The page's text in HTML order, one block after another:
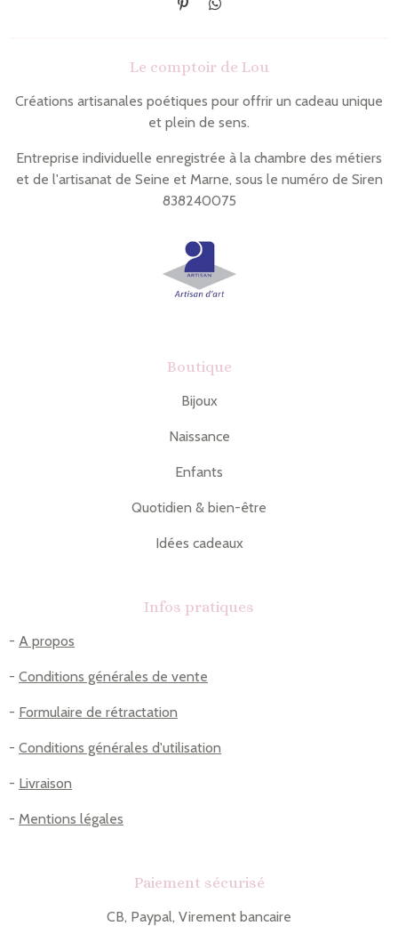
É
g
l
r
P
a
r
Le comptoir de Lou
Créations artisanales poétiques pour offrir un cadeau unique
et plein de sens.
Entreprise individuelle enregistrée à la chambre des métiers
et de l'artisanat de Seine et Marne, sous le numéro de Siren
838240075
Boutique
Bijoux
Naissance
Enfants
Quotidien & bien-être
Idées cadeaux
Infos pratiques
- A propos
- Conditions générales de vente
- Formulaire de rétractation
- Conditions générales d'utilisation
- Livraison
- Mentions légales
Paiement sécurisé
CB, Paypal, Virement bancaire